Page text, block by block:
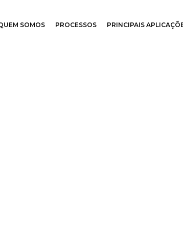
SOMOS PROCESSOS PRINCIPAIS